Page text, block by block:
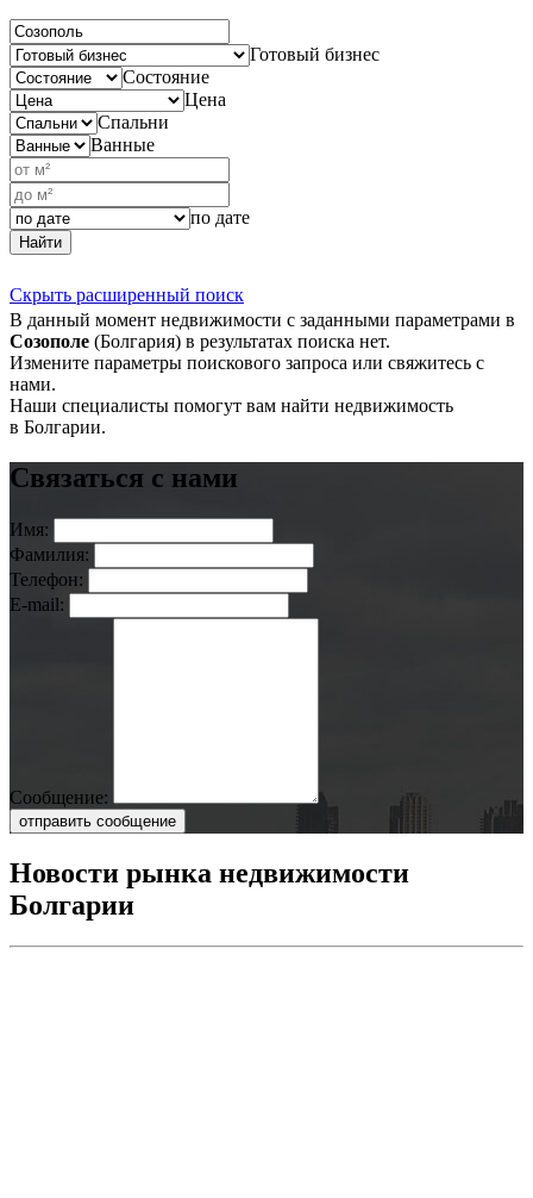
Готовый бизнес
Состояние
Цена
Спальни
Ванные
по дате
Найти
Скрыть расширенный поиск
В данный момент недвижимости с заданными параметрами в
Созополе (Болгария) в результатах поиска нет.
Измените параметры поискового запроса или свяжитесь с
нами.
Наши специалисты помогут вам найти недвижимость
в Болгарии.
Связаться с нами
Имя:
Фамилия:
Телефон:
E-mail:
Сообщение:
отправить сообщение
Новости рынка недвижимости
Болгарии